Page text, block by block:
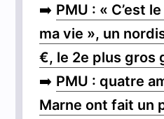
➡️ PMU : « C’est
ma vie », un
€, le 2e plus gros
➡️ PMU : quatre
Marne ont fait un